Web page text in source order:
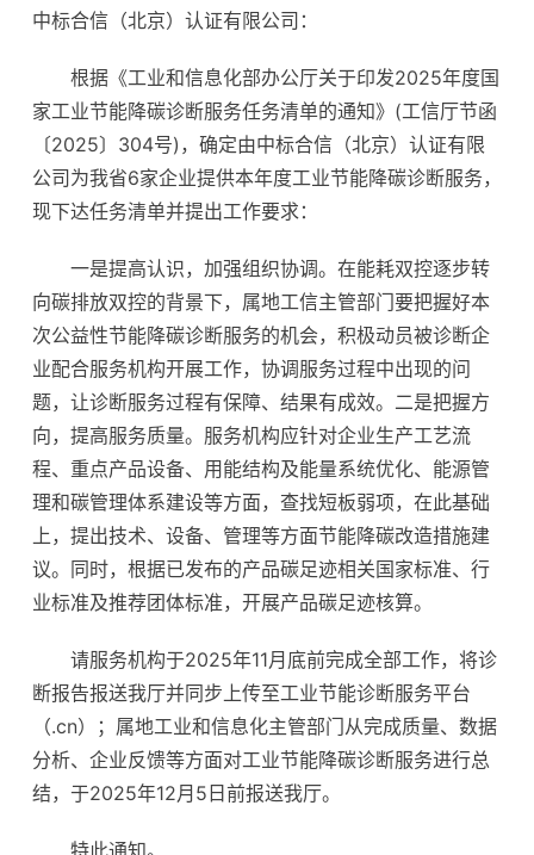
中标合信（北京）认证有限公司：
根据《工业和信息化部办公厅关于印发2025年度国
家工业节能降碳诊断服务任务清单的通知》(工信厅节函
〔2025〕304号)，确定由中标合信（北京）认证有限
公司为我省6家企业提供本年度工业节能降碳诊断服务，
现下达任务清单并提出工作要求：
一是提高认识，加强组织协调。在能耗双控逐步转
向碳排放双控的背景下，属地工信主管部门要把握好本
次公益性节能降碳诊断服务的机会，积极动员被诊断企
业配合服务机构开展工作，协调服务过程中出现的问
题，让诊断服务过程有保障、结果有成效。二是把握方
向，提高服务质量。服务机构应针对企业生产工艺流
程、重点产品设备、用能结构及能量系统优化、能源管
理和碳管理体系建设等方面，查找短板弱项，在此基础
上，提出技术、设备、管理等方面节能降碳改造措施建
议。同时，根据已发布的产品碳足迹相关国家标准、行
业标准及推荐团体标准，开展产品碳足迹核算。
请服务机构于2025年11月底前完成全部工作，将诊
断报告报送我厅并同步上传至工业节能诊断服务平台
（.cn）；属地工业和信息化主管部门从完成质量、数据
分析、企业反馈等方面对工业节能降碳诊断服务进行总
结，于2025年12月5日前报送我厅。
特此通知。